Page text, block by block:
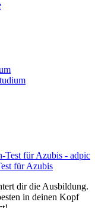
für Azubis
dir die Ausbildung.
in deinen Kopf